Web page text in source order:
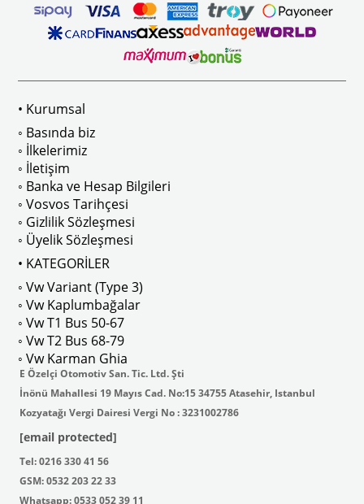
sürüş esnasında doğrudan gelen güneş ışığını keserek görüş
isteyenler için tercih edilir.
Ghia Modelleri İle Uyumludur
: AC711500 / 80500
VWC Parça No: 4-4126 1960-1967 Yılları Arasındaki T1
1968-1979 Yılları Arasındaki T2
• Kurumsal
◦ Basında biz
◦ İlkelerimiz
◦ İletişim
◦ Banka ve Hesap Bilgileri
◦ Vosvos Tarihçesi
◦ Gizlilik Sözleşmesi
◦ Üyelik Sözleşmesi
• KATEGORİLER
◦ Vw Variant (Type 3)
◦ Vw Kaplumbağalar
◦ Vw T1 Bus 50-67
◦ Vw T2 Bus 68-79
◦ Vw Karman Ghia
E Özelçi Otomotiv San. Tic. Ltd. Şti
İnönü Mahallesi 19 Mayıs Cad. No:15 34755 Atasehir, Istanbul
Kozyatağı Vergi Dairesi Vergi No : 3231002786
[email protected]
Tel: 0216 330 41 56
GSM: 0532 203 22 33
Whatsapp: 0533 052 39 11